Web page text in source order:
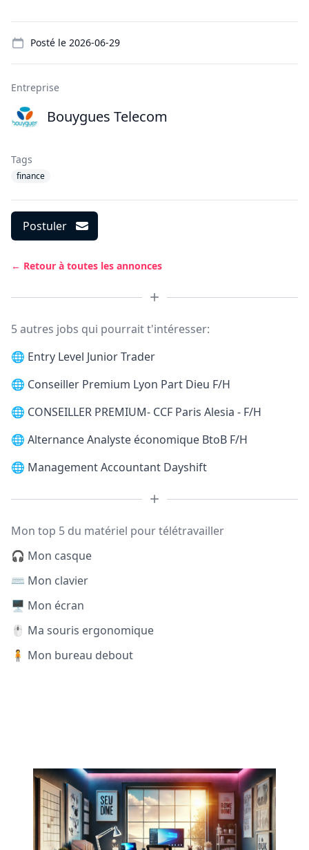
Posté le 2026-06-29
Entreprise
Bouygues Telecom
Tags
finance
Postuler
← Retour à toutes les annonces
5 autres jobs qui pourrait t'intéresser:
🌐 Entry Level Junior Trader
🌐 Conseiller Premium Lyon Part Dieu F/H
🌐 CONSEILLER PREMIUM- CCF Paris Alesia - F/H
🌐 Alternance Analyste économique BtoB F/H
🌐 Management Accountant Dayshift
Mon top 5 du matériel pour télétravailler
🎧 Mon casque
⌨️ Mon clavier
🖥️ Mon écran
🖱️ Ma souris ergonomique
🧍 Mon bureau debout